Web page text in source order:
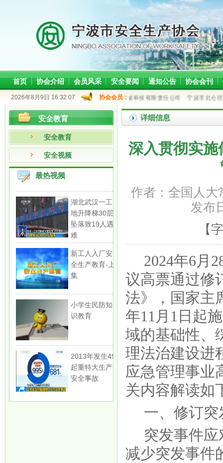
首页 协会介绍 会员风采 安全要闻 通知公告 协会会刊
2026年8月9日 16:32:07 协会会员：
宁波纬诚科技有限责任公司 宁波市北仑区旭奥钢
安全教育
安全教育
安全视频
最热视频
湖北武汉一工
地升降梯30层
坠落致19人遇
难
新工人入厂安
全生产教育-上
集
小学生民防知
识教育
2013年发生49
起重特大生产
安全事故
详细信息
深入贯彻实
作者：全国人大
发布
【
2024年6月
议高票通过修
法》，国家主
年11月1日起
域的基础性、
理法治建设进
应急管理事业
关内容解读如
一、修订
突发事件应
减少突发事件